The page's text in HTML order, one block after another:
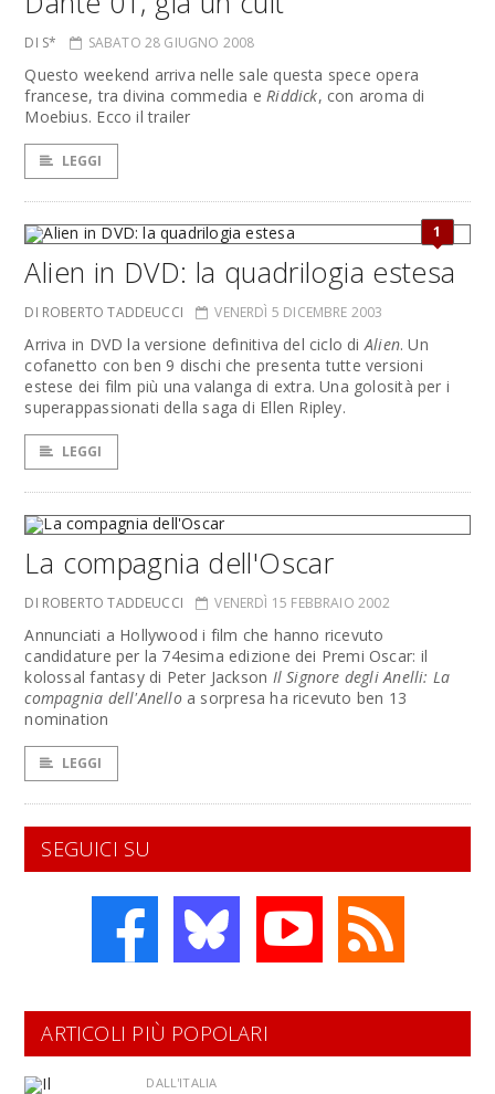
DI S* SABATO 28 GIUGNO 2008
Questo weekend arriva nelle sale questa spece opera
francese, tra divina commedia eRiddick, con aroma di
Moebius. Ecco il trailer
LEGGI
1
Alien in DVD: la quadrilogia estesa
DI ROBERTO TADDEUCCI VENERDÌ 5 DICEMBRE 2003
Arriva in DVD la versione definitiva del ciclo diAlien. Un
cofanetto con ben 9 dischi che presenta tutte versioni
estese dei film più una valanga di extra. Una golosità per i
superappassionati della saga di Ellen Ripley.
LEGGI
La compagnia dell'Oscar
DI ROBERTO TADDEUCCI VENERDÌ 15 FEBBRAIO 2002
Annunciati a Hollywood i film che hanno ricevuto
candidature per la 74esima edizione dei Premi Oscar: il
kolossal fantasy di Peter Jackson Il Signore degli Anelli: La
compagnia dell'Anelloa sorpresa ha ricevuto ben 13
nomination
LEGGI
SEGUICI SU
ARTICOLI PIÙ POPOLARI
DALL'ITALIA